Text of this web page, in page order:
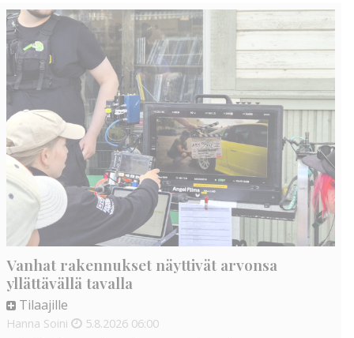
Vanhat rakennukset näyttivät arvonsa
yllättävällä tavalla
Tilaajille
Hanna Soini 5.8.2026 06:00